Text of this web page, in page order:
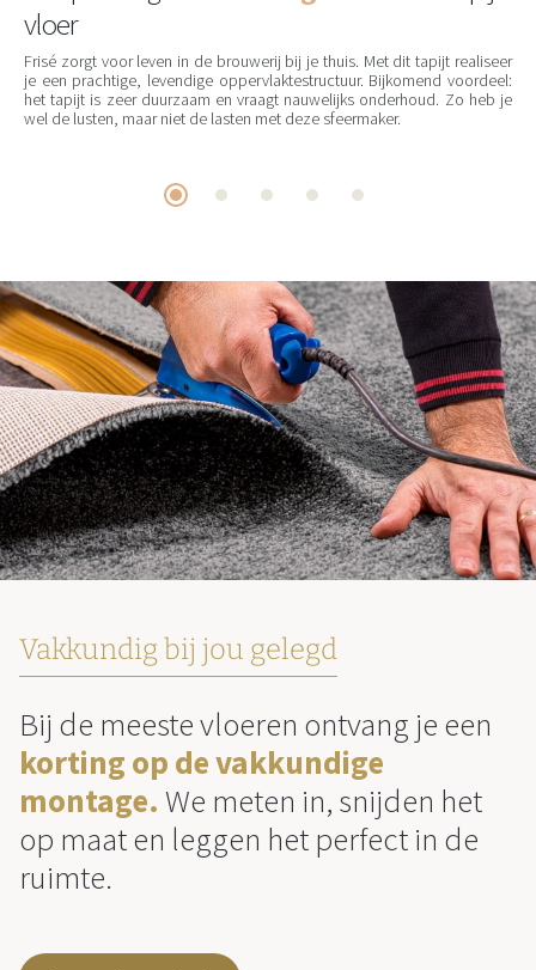
vloer
Frisé zorgt voor leven in de brouwerij bij je thuis. Met dit tapijt realiseer
je een prachtige, levendige oppervlaktestructuur. Bijkomend voordeel:
het tapijt is zeer duurzaam en vraagt nauwelijks onderhoud. Zo heb je
wel de lusten, maar niet de lasten met deze sfeermaker.
Vakkundig bij jou gelegd
Bij de meeste vloeren ontvang je een
korting op de vakkundige
montage. We meten in, snijden het
op maat en leggen het perfect in de
ruimte.